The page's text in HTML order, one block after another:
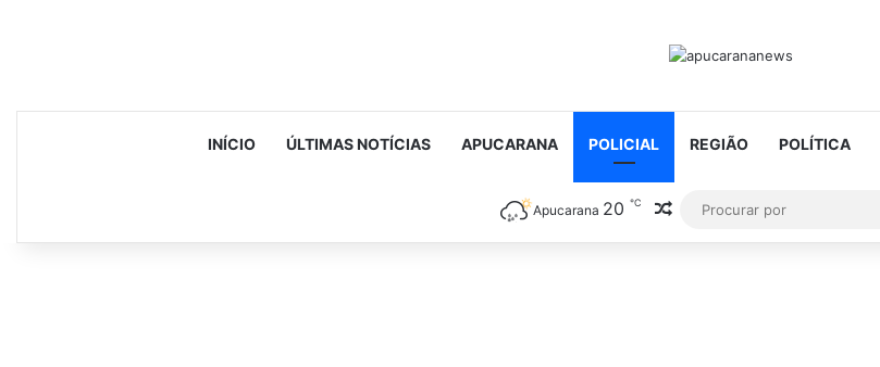
INÍCIO ÚLTIMAS NOTÍCIAS APUCARANA POLICIAL REGIÃO POLÍTICA
Apucarana 20 ℃ Artigo aleatório